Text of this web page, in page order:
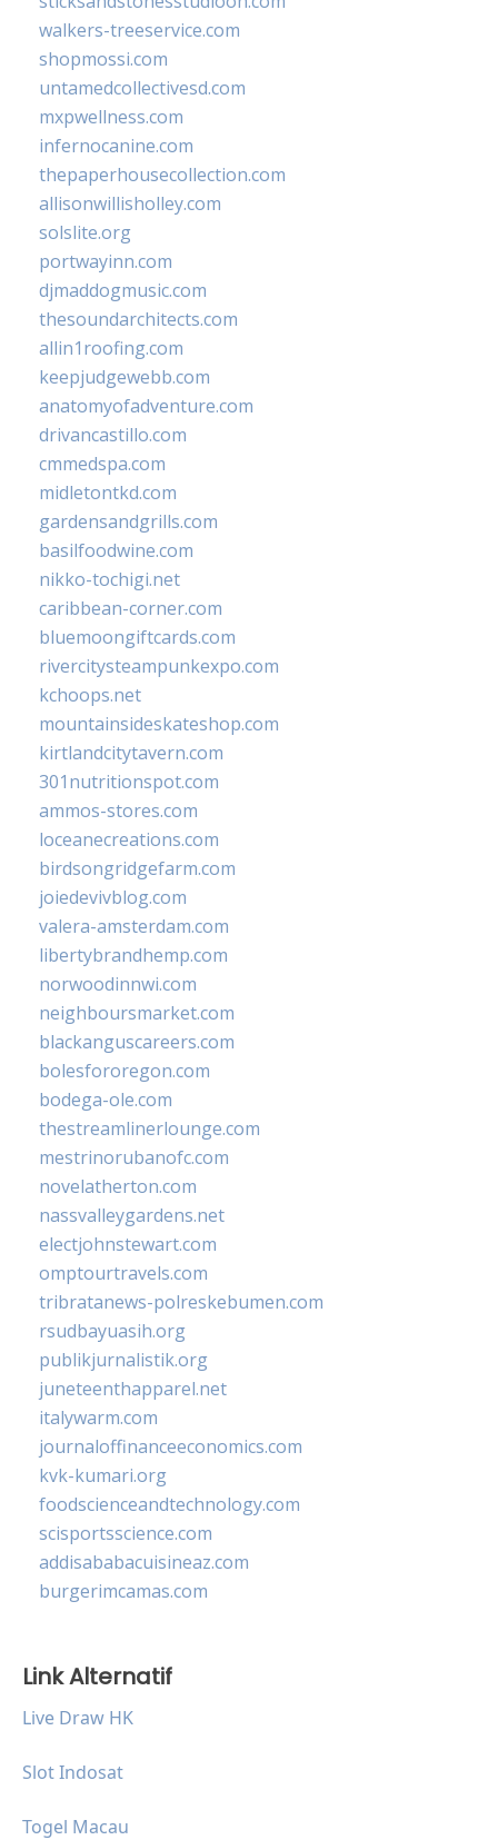
walkers-treeservice.com
shopmossi.com
untamedcollectivesd.com
mxpwellness.com
infernocanine.com
thepaperhousecollection.com
allisonwillisholley.com
solslite.org
portwayinn.com
djmaddogmusic.com
thesoundarchitects.com
allin1roofing.com
keepjudgewebb.com
anatomyofadventure.com
drivancastillo.com
cmmedspa.com
midletontkd.com
gardensandgrills.com
basilfoodwine.com
nikko-tochigi.net
caribbean-corner.com
bluemoongiftcards.com
rivercitysteampunkexpo.com
kchoops.net
mountainsideskateshop.com
kirtlandcitytavern.com
301nutritionspot.com
ammos-stores.com
loceanecreations.com
birdsongridgefarm.com
joiedevivblog.com
valera-amsterdam.com
libertybrandhemp.com
norwoodinnwi.com
neighboursmarket.com
blackanguscareers.com
bolesfororegon.com
bodega-ole.com
thestreamlinerlounge.com
mestrinorubanofc.com
novelatherton.com
nassvalleygardens.net
electjohnstewart.com
omptourtravels.com
tribratanews-polreskebumen.com
rsudbayuasih.org
publikjurnalistik.org
juneteenthapparel.net
italywarm.com
journaloffinanceeconomics.com
kvk-kumari.org
foodscienceandtechnology.com
scisportsscience.com
addisababacuisineaz.com
burgerimcamas.com
Link Alternatif
Live Draw HK
Slot Indosat
Togel Macau